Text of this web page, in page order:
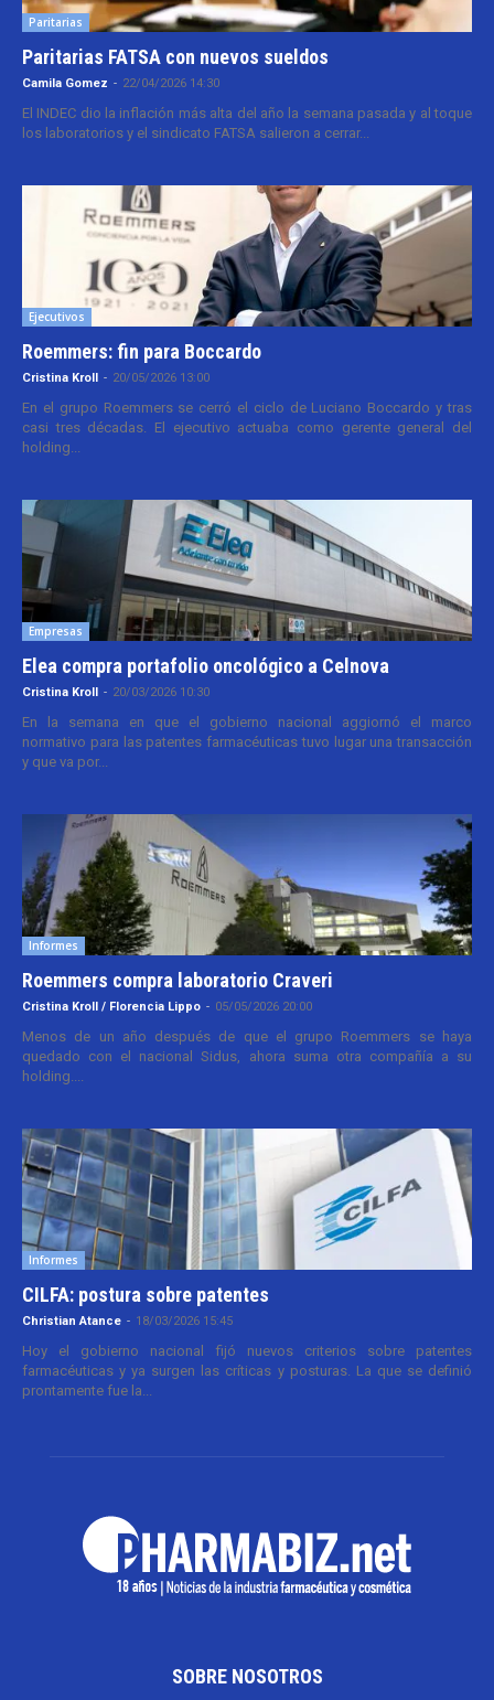
Paritarias
Paritarias FATSA con nuevos sueldos
Camila Gomez - 22/04/2026 14:30
El INDEC dio la inflación más alta del año la semana pasada y al toque
los laboratorios y el sindicato FATSA salieron a cerrar...
Ejecutivos
Roemmers: fin para Boccardo
Cristina Kroll - 20/05/2026 13:00
En el grupo Roemmers se cerró el ciclo de Luciano Boccardo y tras
casi tres décadas. El ejecutivo actuaba como gerente general del
holding...
Empresas
Elea compra portafolio oncológico a Celnova
Cristina Kroll - 20/03/2026 10:30
En la semana en que el gobierno nacional aggiornó el marco
normativo para las patentes farmacéuticas tuvo lugar una transacción
y que va por...
Informes
Roemmers compra laboratorio Craveri
Cristina Kroll / Florencia Lippo - 05/05/2026 20:00
Menos de un año después de que el grupo Roemmers se haya
quedado con el nacional Sidus, ahora suma otra compañía a su
holding....
Informes
CILFA: postura sobre patentes
Christian Atance - 18/03/2026 15:45
Hoy el gobierno nacional fijó nuevos criterios sobre patentes
farmacéuticas y ya surgen las críticas y posturas. La que se definió
prontamente fue la...
SOBRE NOSOTROS